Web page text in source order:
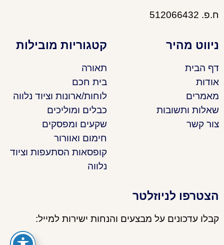
ח.פ. 512066432
ניווט מהיר
דף הבית
אודות
מאמרים
שאלות ותשובות
צור קשר
קטגוריות מובילות
תאורה
בית חכם
לוחות/ארונות וציוד נלווה
כבלים ומוליכים
שקעים ומפסקים
חימום ואוורור
קופסאות הסתעפות וציוד
נלווה
הצטרפו לניוזלטר
קבלו עדכונים על מבצעים והנחות ישירות למייל: